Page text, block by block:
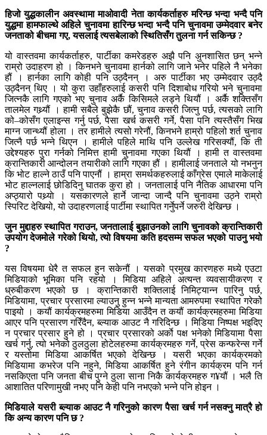
हिजो युद्धकालीन अवस्थामा माओवादी नेता कार्यकर्ताहरु मरिन्छ भन्दा भन्दै पनि
युद्धमा हामफाल्थे अहिले चुनावमा हारिन्छ भन्दा भन्दै पनि चुनावमा उम्मेदवार बनेर
जनताको बीचमा गए, यसलाई त्यसबेलाको स्थितिसँग तुलना गर्न सकिन्छ ?
यो वास्तवमा कार्यकर्ताहरु, पार्टीका कमरेडहरु अझै पनि अुनशासित छन् भन्ने
राम्रो उदाहरण हो । किनभने चुनावमा हार्नको लागि जाने भनेर पहिले नै भनेका
हौं । हार्नका लागि कोही पनि उठ्दैनन् । अरु पार्टीका भए उम्मेदवार उठ्दै
उठ्दैनन् थिए । यो कुरा उहाँहरुलाई कसरी पनि दिशाबोध गरियो भने चुनावमा
जित्नकै लागि गएको भए चुनाव अर्कै किसिमले लड्ने थियौं । अर्कै शक्तिसँग
तालमेल गथ्र्यौं । हामी सबैले बुझेकै छौं, चुनाव कसरी जित्नु पर्छ, त्यसको लागि
को–कोसँग एलाइन्स गर्नु पर्छ, पैसा खर्च कसरी गर्ने, पैसा पनि त्यस्तैसँग भिख
माग्न जान्थ्यौं होला । तर हामीले त्यसो गरेनौं, किनभने हाम्रो पहिलो शर्त चुनाव
जित्नै पर्छ भन्ने थिएन । हामीले पहिले माथि पनि उल्लेख गरिसक्यौं, कि ती
उद्देश्यहरु पुरा गर्नको निमित्त हामी चुनावमा गएका थियौं । हामी त वास्तवमा
क्रान्तिकारी आन्दोलन तयारीको लागि गएका हौं । हामीलाई जनताले यो नभनुन
कि भोट हाल्ने ठाउँ पनि पाएनौं । हाम्रा समर्थकहरुलाई काँग्रेस एमाले माकेलाई
भोट हाल्नलाई छोडिदिनु घातक कुरा हो । जनतालाई पनि नैतिक आधारमा पनि
अप्ठ्यारो पथ्र्याे । यसकारणले हार्ने जान्दा जान्दै पनि चुनावमा उठ्ने राम्रो
स्पिरिट देखियो, यो उदाहरणलाई पार्टीमा स्थापित गर्नुेपर्ने जरुरी देखिन्छ ।
जुन मुद्दाहरु स्थापित गराउन, जनतालाई बुझाउनको लागि चुनावको क्रान्तिकारी
उपयोग देजमोले गरेको थियो, त्यो विषयमा कति हदसम्म सफल भएको पाउनु भयो
?
यस विषयमा धेरै त सफल हुन सकेनौं । यसको प्रमुख कारणहरु मध्ये एउटा
मिडियाको भूमिका पनि रहयो । मिडिया अहिले अत्यन्त व्यवसायीकरण र
ध्रुबीकरण भएको छ । क्रान्तिकारी शक्तिलाई निमिट्यान्न पारिनु पर्छ,
मिडियामा, प्रचार प्रसारमा ल्याउनु हुन्न भन्ने मान्यता आमरुपमा स्थापित गरेकोे
पाइयो । कयौं कार्यक्रमहरुमा मिडिया आउँदैन त कयौं कार्यक्रमहरुमा मिडिया
आएर पनि प्रसारण गरिँदैन, ब्ल्याक आउट नै गरिदिन्छ । मिडिया निष्पक्ष भइदिए
न प्रचार प्रसार हुने हो । प्रचार प्रसारको अर्काे पक्ष भनेको मिडियामा पैसा
खर्च गर्नु, त्यो भनेको ठुलठुला होटेलहरुमा कार्यक्रमहरु गर्ने, प्रेस कन्फरेन्स गर्ने
र यस्तोमा मिडिया आकर्षित भएको देखिन्छ । यसरी भएका कार्यक्रमको
मिडियामा कभरेज पनि नहुने, मिडिया आकर्षित हुने रंगीन कार्यक्रम पनि गर्न
नसकिएता पनि जनता बीच पुग्ने ठुला साना निकै कार्यक्रमहरु ग¥यौं । भलै ति
आशातित परिणामुखी नभए पनि केही पनि नभएको भन्ने पनि होइन ।
मिडियाले यसरी ब्ल्याक आउट नै गरिनुको कारण पैसा खर्च गर्न नसक्नु मात्रै हो
कि अन्य कारण पनि छ ?